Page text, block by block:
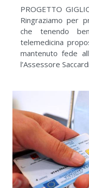
PROGETTO
Ringraziamo per
che tenendo
telemedicina
mantenuto fede
l’Assessore